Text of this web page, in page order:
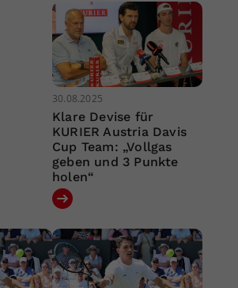
30.08.2025
Klare Devise für
KURIER Austria Davis
Cup Team: „Vollgas
geben und 3 Punkte
holen“